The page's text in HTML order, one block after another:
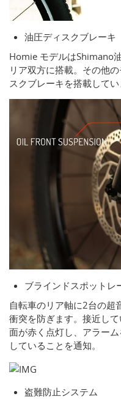
油圧ディスクブレーキ
Homie モデルはShimano
リア双方に搭載。その他
スクブレーキを搭載してい
ブラインドスポットレ
自転車のリア軸に2台の超
衝突を防ぎます。接近し
面が赤く点灯し、アラー
していることを通知。
盗難防止システム